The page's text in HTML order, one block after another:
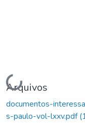
Carregando...
Arquivos
documentos-
s-paulo-vol-lxxv.pdf